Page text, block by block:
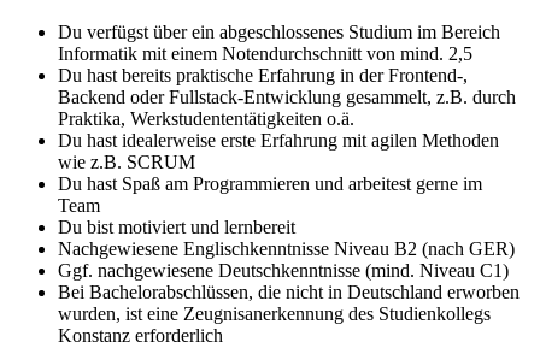
Du verfügst über ein abgeschlossenes Studium im Bereich
Informatik mit einem Notendurchschnitt von mind. 2,5
Du hast bereits praktische Erfahrung in der Frontend-,
Backend oder Fullstack-Entwicklung gesammelt, z.B. durch
Praktika, Werkstudententätigkeiten o.ä.
Du hast idealerweise erste Erfahrung mit agilen Methoden
wie z.B. SCRUM
Du hast Spaß am Programmieren und arbeitest gerne im
Team
Du bist motiviert und lernbereit
Nachgewiesene Englischkenntnisse Niveau B2 (nach GER)
Ggf. nachgewiesene Deutschkenntnisse (mind. Niveau C1)
Bei Bachelorabschlüssen, die nicht in Deutschland erworben
wurden, ist eine Zeugnisanerkennung des Studienkollegs
Konstanz erforderlich